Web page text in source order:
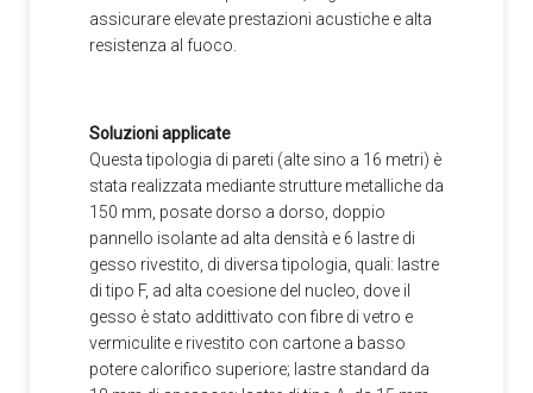
assicurare elevate prestazioni acustiche e alta
resistenza al fuoco.
Soluzioni applicate
Questa tipologia di pareti (alte sino a 16 metri) è
stata realizzata mediante strutture metalliche da
150 mm, posate dorso a dorso, doppio
pannello isolante ad alta densità e 6 lastre di
gesso rivestito, di diversa tipologia, quali: lastre
di tipo F, ad alta coesione del nucleo, dove il
gesso è stato addittivato con fibre di vetro e
vermiculite e rivestito con cartone a basso
potere calorifico superiore; lastre standard da